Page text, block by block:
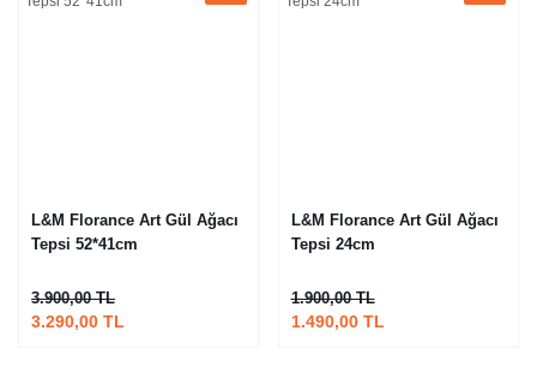
L&M Florance Art Gül Ağacı
Tepsi 52*41cm
3.900,00 TL
3.290,00 TL
L&M Florance Art Gül Ağacı
Tepsi 24cm
1.900,00 TL
1.490,00 TL